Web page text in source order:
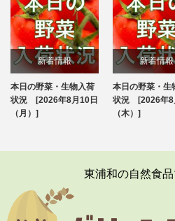
新着情報
ブログ
本日の野菜・生物入荷
状況 [2026年8月10日
（月）]
新着情報
ブログ
本日の野菜・生
状況 [2026年8
（木）]
東浦和の自然食品